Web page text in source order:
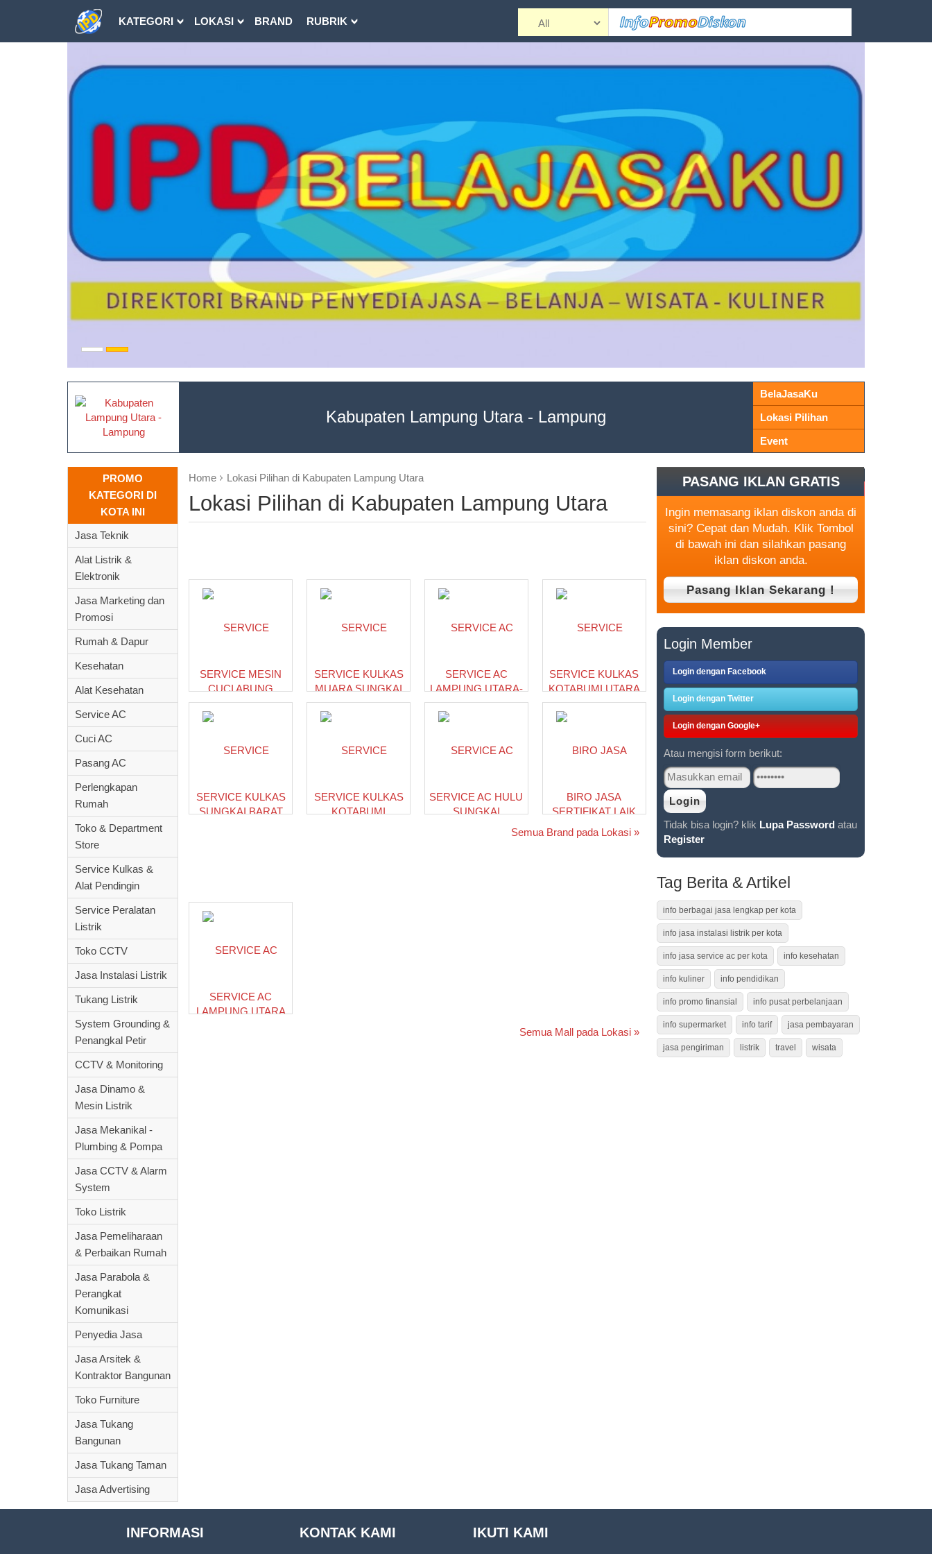
KATEGORI LOKASI BRAND RUBRIK
DOWNLOAD
Kabupaten Lampung Utara - Lampung
BelaJasaKu
Lokasi Pilihan
Event
PROMO
KATEGORI DI
KOTA INI
Jasa Teknik
Alat Listrik &
Elektronik
Jasa Marketing dan
Promosi
Rumah & Dapur
Kesehatan
Alat Kesehatan
Service AC
Cuci AC
Pasang AC
Perlengkapan
Rumah
Toko & Department
Store
Service Kulkas &
Alat Pendingin
Service Peralatan
Listrik
Toko CCTV
Jasa Instalasi Listrik
Tukang Listrik
System Grounding &
Penangkal Petir
CCTV & Monitoring
Jasa Dinamo &
Mesin Listrik
Jasa Mekanikal -
Plumbing & Pompa
Jasa CCTV & Alarm
System
Toko Listrik
Jasa Pemeliharaan
& Perbaikan Rumah
Jasa Parabola &
Perangkat
Komunikasi
Penyedia Jasa
Jasa Arsitek &
Kontraktor Bangunan
Toko Furniture
Jasa Tukang
Bangunan
Jasa Tukang Taman
Jasa Advertising
Home Lokasi Pilihan di Kabupaten Lampung Utara
Lokasi Pilihan di Kabupaten Lampung Utara
SERVICE MESIN
CUCI ABUNG
SELATAN
LAMPUNG UTARA
SERVICE KULKAS
MUARA SUNGKAI
LAMPUNG UTARA
SERVICE AC
LAMPUNG UTARA-
PROFESIONAL
SERVICE KULKAS
KOTABUMI UTARA
LAMPUNG UTARA
SERVICE KULKAS
SUNGKAI BARAT
SERVICE KULKAS
KOTABUMI
SERVICE AC HULU
SUNGKAI
LAMPUNG UTARA
BIRO JASA
SERTIFIKAT LAIK
OPERASI GENSET
LAMPUNG UTARA
Semua Brand pada Lokasi »
SERVICE AC
LAMPUNG UTARA
Semua Mall pada Lokasi »
PASANG IKLAN GRATIS
Ingin memasang iklan diskon anda di
sini? Cepat dan Mudah. Klik Tombol
di bawah ini dan silahkan pasang
iklan diskon anda.
Login Member
Login dengan Facebook
Login dengan Twitter
Login dengan Google+
Atau mengisi form berikut:
Tidak bisa login? klik Lupa Password atau
Register
Tag Berita & Artikel
info berbagai jasa lengkap per kota
info jasa instalasi listrik per kota
info jasa service ac per kota info kesehatan
info kuliner info pendidikan
info promo finansial info pusat perbelanjaan
info supermarket info tarif jasa pembayaran
jasa pengiriman listrik travel wisata
INFORMASI KONTAK KAMI IKUTI KAMI